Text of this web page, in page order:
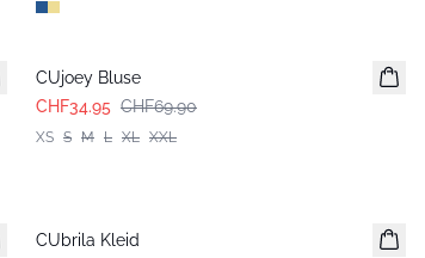
CUjoey Bluse
CHF34.95 CHF69.90
XS S M L XL XXL
CUbrila Kleid